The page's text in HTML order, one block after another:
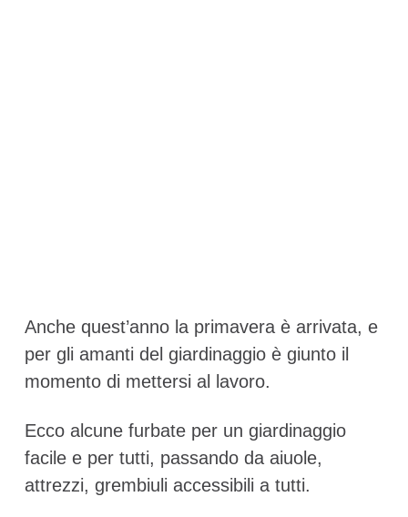
Anche quest’anno la primavera è arrivata, e
per gli amanti del giardinaggio è giunto il
momento di mettersi al lavoro.
Ecco alcune furbate per un giardinaggio
facile e per tutti, passando da aiuole,
attrezzi, grembiuli accessibili a tutti.